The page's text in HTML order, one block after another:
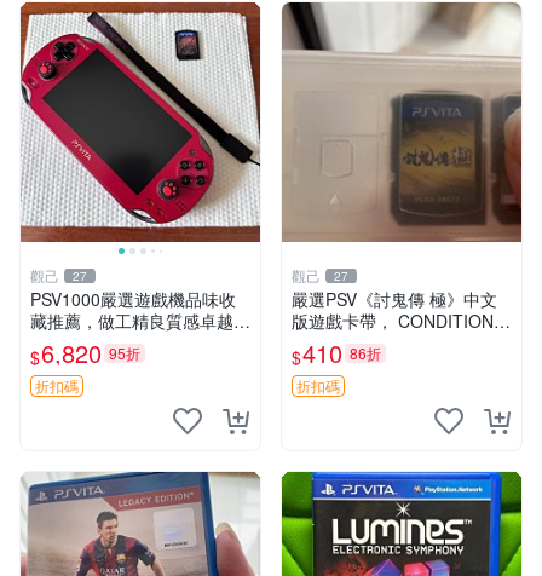
觀己 27
PSV1000嚴選遊戲機品味收
藏推薦，做工精良質感卓越
屏幕表現領先一代 無塑料廉
感 上手順滑 psv1000 psv100
0電玩 psv1000遊戲機
$6,820 95折
折扣碼
觀己 27
嚴選PSV《討鬼傳 極》中文
版遊戲卡帶， CONDITION尚
佳，日常使用留痕，運作順
暢，適合收藏。討鬼傳極 PS
V 主機 卡帶
$410 86折
折扣碼